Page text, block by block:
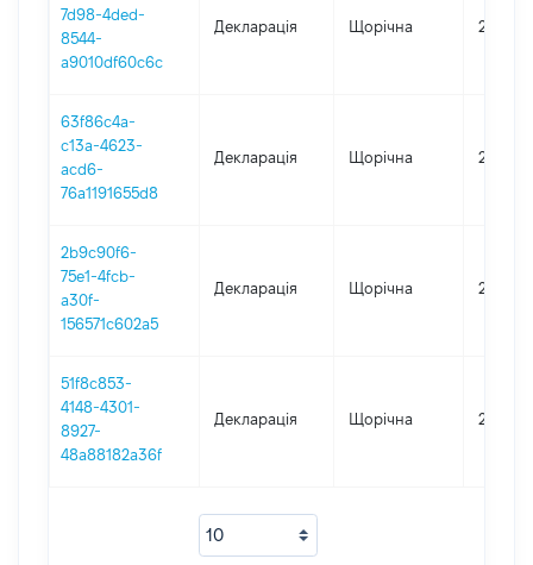
7d98-4ded-
8544-
a9010df60c6c
Декларація Щорічна 2025
63f86c4a-
c13a-4623-
acd6-
76a1191655d8
Декларація Щорічна 2024
2b9c90f6-
75e1-4fcb-
a30f-
156571c602a5
Декларація Щорічна 2023
51f8c853-
4148-4301-
8927-
48a88182a36f
Декларація Щорічна 2022